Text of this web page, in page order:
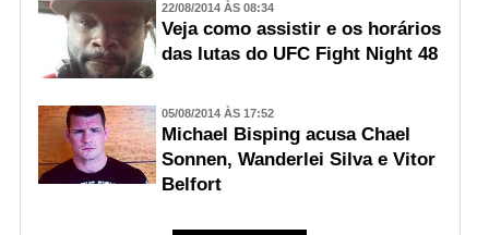
22/08/2014 ÀS 08:34
Veja como assistir e os horários
das lutas do UFC Fight Night 48
05/08/2014 ÀS 17:52
Michael Bisping acusa Chael
Sonnen, Wanderlei Silva e Vitor
Belfort